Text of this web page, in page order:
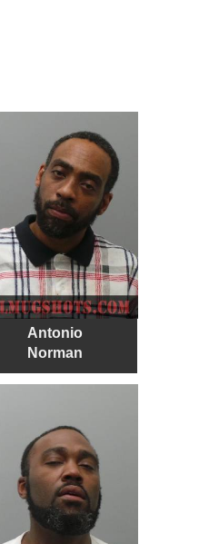
Antonio
Norman